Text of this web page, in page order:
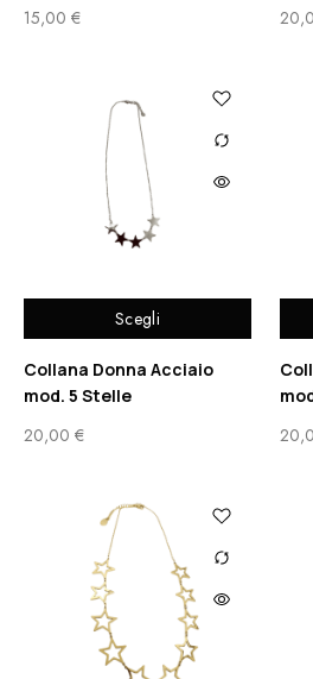
15,00 €
Scegli
Collana Donna Acciaio
mod. 5 Stelle
20,00 €